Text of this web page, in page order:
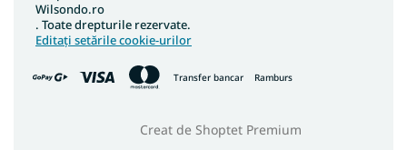
Transfer bancar Ramburs
Creat de Shoptet Premium
Wilsondo.ro
. Toate drepturile rezervate.
Editați setările cookie-urilor